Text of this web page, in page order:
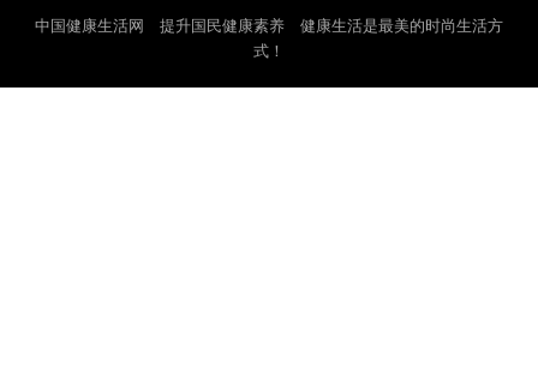
中国健康生活网 提升国民健康素养 健康生活是最美的时尚生活方
式！